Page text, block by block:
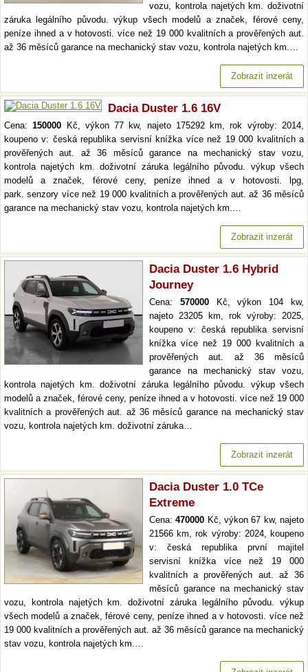
vozu, kontrola najetých km. doživotní
záruka legálního původu. výkup všech modelů a značek, férové ceny,
peníze ihned a v hotovosti. více než 19 000 kvalitních a prověřených aut.
až 36 měsíců garance na mechanický stav vozu, kontrola najetých km.…
Zobrazit inzerát
Dacia Duster 1.6 16V
Cena:150000 Kč, výkon 77 kw, najeto 175292 km, rok výroby: 2014,
koupeno v: česká republika servisní knížka více než 19 000 kvalitních a
prověřených aut. až 36 měsíců garance na mechanický stav vozu,
kontrola najetých km. doživotní záruka legálního původu. výkup všech
modelů a značek, férové ceny, peníze ihned a v hotovosti. lpg,
park. senzory více než 19 000 kvalitních a prověřených aut. až 36 měsíců
garance na mechanický stav vozu, kontrola najetých km.…
Zobrazit inzerát
Dacia Duster 1.6 Hybrid
Journey
Cena: 570000Kč, výkon 104 kw,
najeto 23205 km, rok výroby: 2025,
koupeno v: česká republika servisní
knížka více než 19 000 kvalitních a
prověřených aut. až 36 měsíců
garance na mechanický stav vozu,
kontrola najetých km. doživotní záruka legálního původu. výkup všech
modelů a značek, férové ceny, peníze ihned a v hotovosti. více než 19 000
kvalitních a prověřených aut. až 36 měsíců garance na mechanický stav
vozu, kontrola najetých km. doživotní záruka…
Zobrazit inzerát
Dacia Duster 1.0 TCe
Extreme
Cena:470000 Kč, výkon 67 kw, najeto
21566 km, rok výroby: 2024, koupeno
v: česká republika první majitel
servisní knížka více než 19 000
kvalitních a prověřených aut. až 36
měsíců garance na mechanický stav
vozu, kontrola najetých km. doživotní záruka legálního původu. výkup
všech modelů a značek, férové ceny, peníze ihned a v hotovosti. více než
19 000 kvalitních a prověřených aut. až 36 měsíců garance na mechanický
stav vozu, kontrola najetých km.…